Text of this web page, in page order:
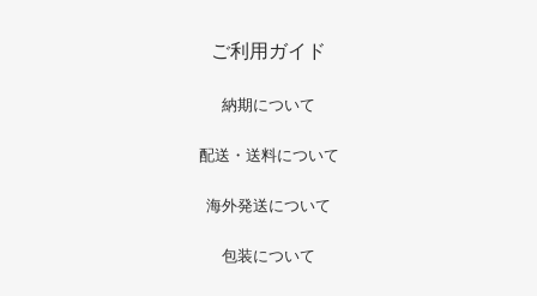
ご利用ガイド
納期について
配送・送料について
海外発送について
包装について